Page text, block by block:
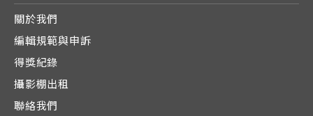
關於我們
編輯規範與申訴
得獎紀錄
攝影棚出租
聯絡我們